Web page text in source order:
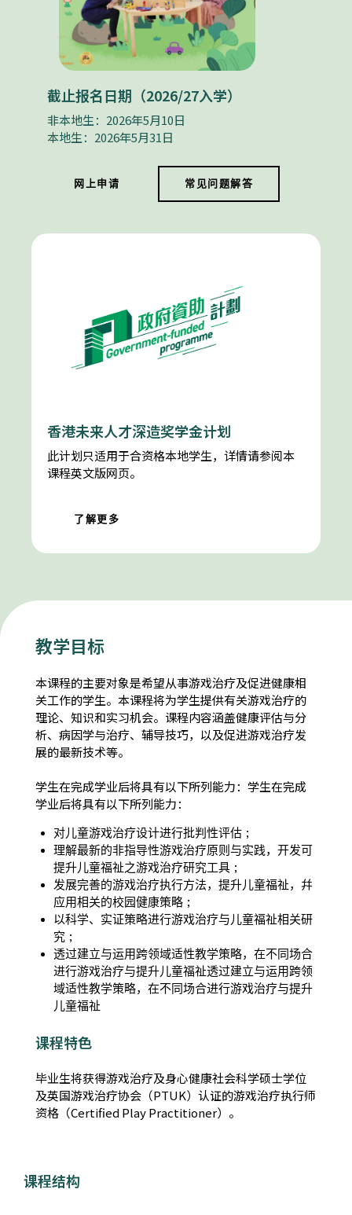
截止报名日期（2026/27入学）
非本地生：2026年5月10日
本地生：2026年5月31日
网上申请 常见问题解答
香港未来人才深造奖学金计划
此计划只适用于合资格本地学生，详情请参阅本
课程英文版网页。
了解更多
教学目标
本课程的主要对象是希望从事游戏治疗及促进健康相
关工作的学生。本课程将为学生提供有关游戏治疗的
理论、知识和实习机会。课程内容涵盖健康评估与分
析、病因学与治疗、辅导技巧，以及促进游戏治疗发
展的最新技术等。
学生在完成学业后将具有以下所列能力：学生在完成
学业后将具有以下所列能力：
对儿童游戏治疗设计进行批判性评估 ;
理解最新的非指导性游戏治疗原则与实践，开发可
提升儿童福祉之游戏治疗研究工具 ;
发展完善的游戏治疗执行方法，提升儿童福祉，幷
应用相关的校园健康策略 ;
以科学、实证策略进行游戏治疗与儿童福祉相关研
究 ;
透过建立与运用跨领域适性教学策略，在不同场合
进行游戏治疗与提升儿童福祉透过建立与运用跨领
域适性教学策略，在不同场合进行游戏治疗与提升
儿童福祉
课程特色
毕业生将获得游戏治疗及身心健康社会科学硕士学位
及英国游戏治疗协会（PTUK）认证的游戏治疗执行师
资格（Certified Play Practitioner）。
课程结构